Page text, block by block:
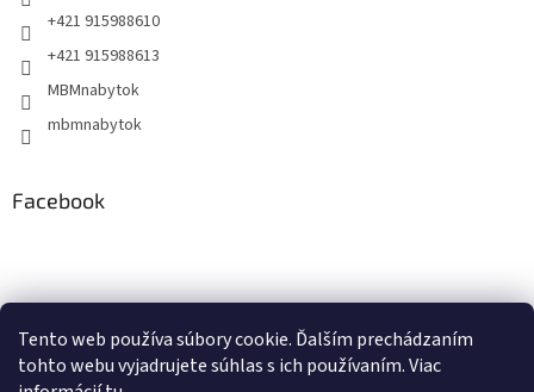
Tento web používa súbory cookie. Ďalším prechádzaním
tohto webu vyjadrujete súhlas s ich používaním. Viac
+421 915988610
+421 915988613
MBMnabytok
mbmnabytok
Facebook
Nákupný košík
0KS / €0